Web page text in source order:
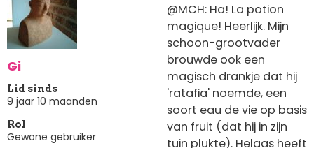
Gi
Lid sinds
9 jaar 10 maanden
Rol
Gewone gebruiker
@MCH: Ha! La potion
magique! Heerlijk. Mijn
schoon-grootvader
brouwde ook een
magisch drankje dat hij
'ratafia' noemde, een
soort eau de vie op basis
van fruit (dat hij in zijn
tuin plukte). Helaas heeft